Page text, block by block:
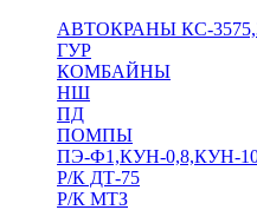
АВТОКРАНЫ КС-
ГУР
КОМБАЙНЫ
НШ
ПД
ПОМПЫ
ПЭ-Ф1,КУН-0,8,КУН-
Р/К ДТ-75
Р/К МТЗ